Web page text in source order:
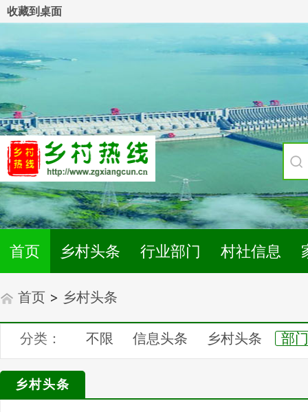
收藏到桌面
首页 乡村头条 行业部门 村社信息
首页 > 乡村头条
分类： 不限 信息头条 乡村头条
部
汇展中心
乡村头条